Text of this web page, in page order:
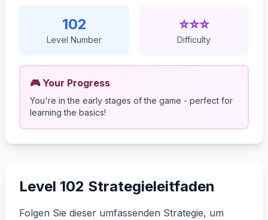
102
Level Number
⭐⭐⭐
Difficulty
🎮 Your Progress
You're in the early stages of the game - perfect for
learning the basics!
Level 102 Strategieleitfaden
Folgen Sie dieser umfassenden Strategie, um